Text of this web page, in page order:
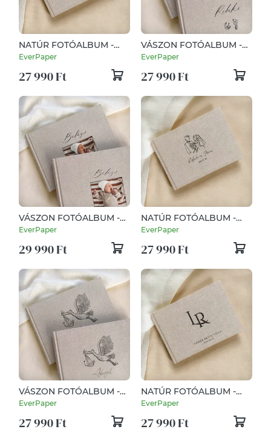
NATÚR FOTÓALBUM -
DELUXE
EverPaper
27 990 Ft
VÁSZON FOTÓALBUM -
BABA TAPPANCS
EverPaper
27 990 Ft
VÁSZON FOTÓALBUM -
FÉNYKÉPES
EverPaper
29 990 Ft
NATÚR FOTÓALBUM -
WHIMSICAL
EverPaper
27 990 Ft
VÁSZON FOTÓALBUM -
GÓLYÁS
EverPaper
27 990 Ft
NATÚR FOTÓALBUM -
MINIMALIST
EverPaper
27 990 Ft